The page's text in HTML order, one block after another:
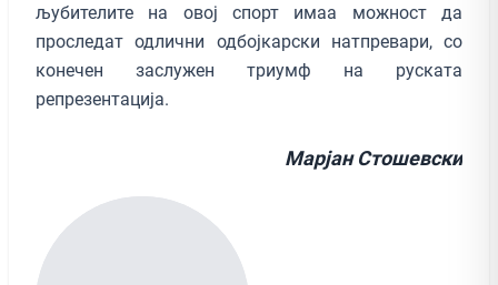
љубителите на овој спорт имаа можност да
проследат одлични одбојкарски натпревари, со
конечен заслужен триумф на руската
репрезентација.
Марјан Стошевски